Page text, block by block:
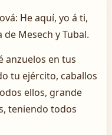
He aquí, yo á ti,
Mesech y Tubal.
anzuelos en tus
tu ejército, caballos
ellos, grande
teniendo todos